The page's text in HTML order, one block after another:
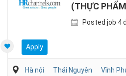
(THỰC
ANH/NHẬT)
Posted job 4
Apply
Hà nội Thái Nguyên
Vĩnh